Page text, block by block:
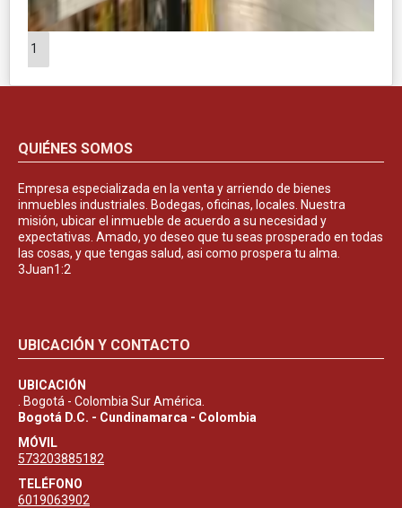
1
QUIÉNES SOMOS
Empresa especializada en la venta y arriendo de bienes
inmuebles industriales. Bodegas, oficinas, locales. Nuestra
misión, ubicar el inmueble de acuerdo a su necesidad y
expectativas. Amado, yo deseo que tu seas prosperado en todas
las cosas, y que tengas salud, asi como prospera tu alma.
3Juan1:2
UBICACIÓN Y CONTACTO
UBICACIÓN
. Bogotá - Colombia Sur América.
Bogotá D.C. - Cundinamarca - Colombia
MÓVIL
573203885182
TELÉFONO
6019063902